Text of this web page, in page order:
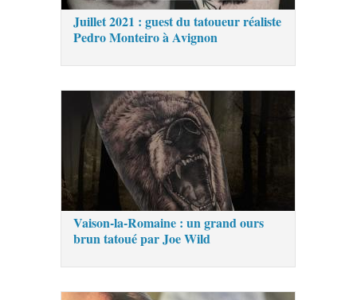
Juillet 2021 : guest du tatoueur réaliste
Pedro Monteiro à Avignon
Vaison-la-Romaine : un grand ours
brun tatoué par Joe Wild